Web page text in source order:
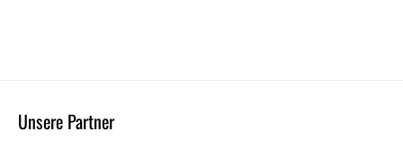
Unsere Partner